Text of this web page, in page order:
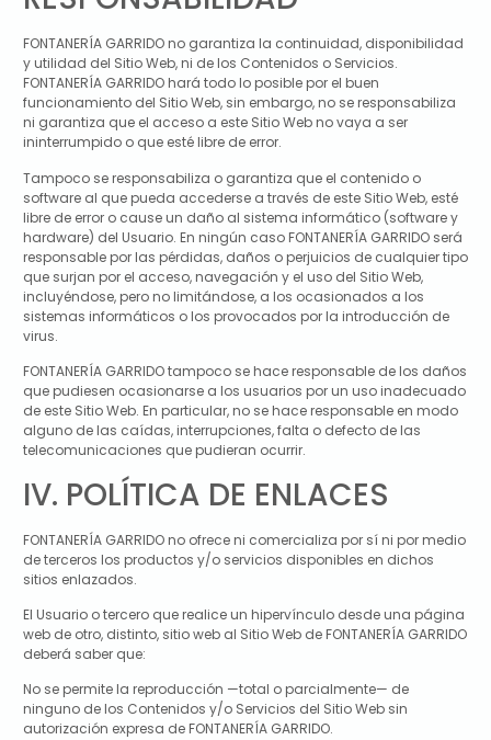
FONTANERÍA GARRIDOno garantiza la continuidad, disponibilidad
y utilidad del Sitio Web, ni de los Contenidos o Servicios.
FONTANERÍA GARRIDOhará todo lo posible por el buen
funcionamiento del Sitio Web, sin embargo, no se responsabiliza
ni garantiza que el acceso a este Sitio Web no vaya a ser
ininterrumpido o que esté libre de error.
Tampoco se responsabiliza o garantiza que el contenido o
software al que pueda accederse a través de este Sitio Web, esté
libre de error o cause un daño al sistema informático (software y
hardware) del Usuario. En ningún caso FONTANERÍA GARRIDOserá
responsable por las pérdidas, daños o perjuicios de cualquier tipo
que surjan por el acceso, navegación y el uso del Sitio Web,
incluyéndose, pero no limitándose, a los ocasionados a los
sistemas informáticos o los provocados por la introducción de
virus.
FONTANERÍA GARRIDOtampoco se hace responsable de los daños
que pudiesen ocasionarse a los usuarios por un uso inadecuado
de este Sitio Web. En particular, no se hace responsable en modo
alguno de las caídas, interrupciones, falta o defecto de las
telecomunicaciones que pudieran ocurrir.
IV. POLÍTICA DE ENLACES
FONTANERÍA GARRIDOno ofrece ni comercializa por sí ni por medio
de terceros los productos y/o servicios disponibles en dichos
sitios enlazados.
El Usuario o tercero que realice un hipervínculo desde una página
web de otro, distinto, sitio web al Sitio Web de FONTANERÍA GARRIDO
deberá saber que:
No se permite la reproducción —total o parcialmente— de
ninguno de los Contenidos y/o Servicios del Sitio Web sin
autorización expresa de FONTANERÍA GARRIDO.